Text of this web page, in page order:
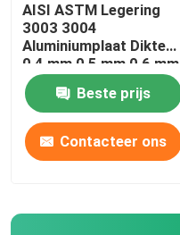
AISI ASTM Legering
3003 3004
Aluminiumplaat Dikte
0,4 mm 0,5 mm 0,6 mm
Beste prijs
Contacteer ons